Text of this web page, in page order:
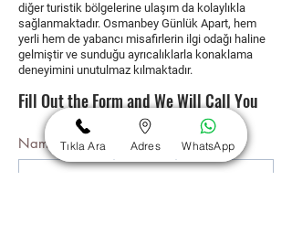
diğer turistik bölgelerine ulaşım da kolaylıkla
sağlanmaktadır. Osmanbey Günlük Apart, hem
yerli hem de yabancı misafirlerin ilgi odağı haline
gelmiştir ve sunduğu ayrıcalıklarla konaklama
deneyimini unutulmaz kılmaktadır.
Fill Out the Form and We Will Call You
Name *
Tıkla Ara Adres WhatsApp